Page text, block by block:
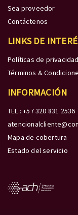
Sea proveedor
Contáctenos
LINKS DE
Políticas de privacidad
Términos &
INFORMACIÓN
TEL.: +57 320 831 2536
Mapa de cobertura
Estado del servicio